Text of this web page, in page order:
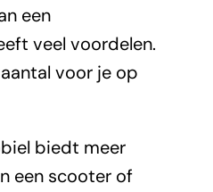
een
veel voordelen.
voor je op
biedt meer
een scooter of